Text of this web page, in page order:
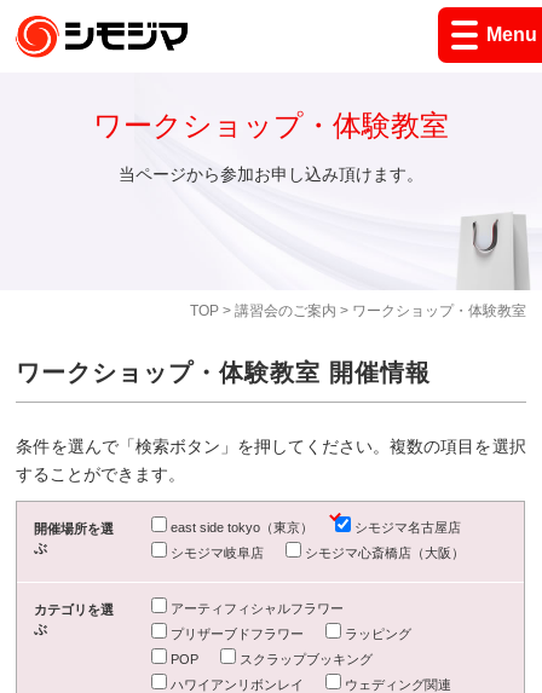
Menu
TOP> 講習会のご案内 > ワークショップ・体験教室
ワークショップ・体験教室
当ページから参加お申し込み頂けます。
ワークショップ・体験教室 開催情報
条件を選んで「検索ボタン」を押してください。複数の項目を選択
することができます。
開催場所を選
ぶ
east side tokyo（東京）
シモジマ名古屋店
シモジマ岐阜店
シモジマ心斎橋店（大阪）
カテゴリを選
ぶ
アーティフィシャルフラワー
プリザーブドフラワー
ラッピング
POP
スクラップブッキング
ハワイアンリボンレイ
ウェディング関連